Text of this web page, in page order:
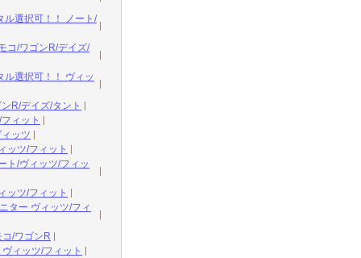
ル選択可！！ ノート/
コ/ワゴンR/デイズ/
選択可！！ ヴィッ
R/デイズ/タント
ィット
ッツ
ッツ/フィット
ト/ヴィッツ/フィッ
ッツ/フィット
ター ヴィッツ/フィ
/ワゴンR
ィッツ/フィット